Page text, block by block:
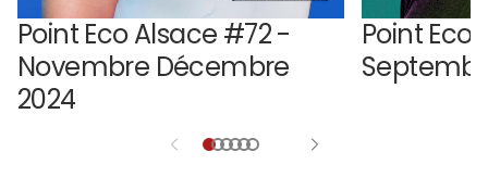
Point Eco Alsace #72 -
Novembre Décembre
2024
Point Eco